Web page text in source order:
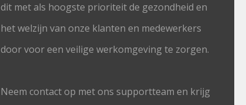
dit met als hoogste prioriteit de gezondheid en
het welzijn van onze klanten en medewerkers
door voor een veilige werkomgeving te zorgen.
Neem contact op met ons supportteam en krijg